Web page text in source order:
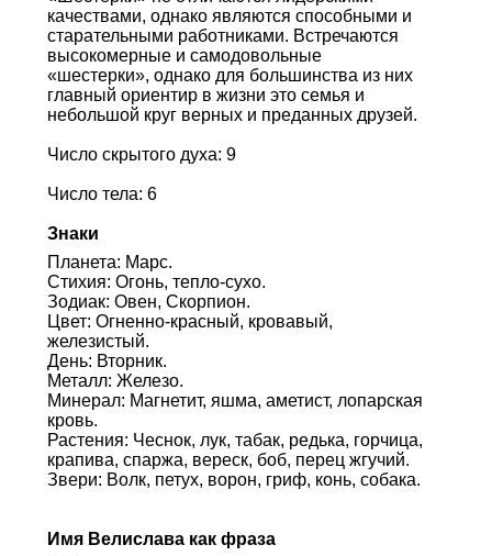
качествами, однако являются способными и
старательными работниками. Встречаются
высокомерные и самодовольные
«шестерки», однако для большинства из них
главный ориентир в жизни это семья и
небольшой круг верных и преданных друзей.
Число скрытого духа: 9
Число тела: 6
Знаки
Планета: Марс.
Стихия: Огонь, тепло-сухо.
Зодиак: Овен, Скорпион.
Цвет: Огненно-красный, кровавый,
железистый.
День: Вторник.
Металл: Железо.
Минерал: Магнетит, яшма, аметист, лопарская
кровь.
Растения: Чеснок, лук, табак, редька, горчица,
крапива, спаржа, вереск, боб, перец жгучий.
Звери: Волк, петух, ворон, гриф, конь, собака.
Имя Велислава как фраза